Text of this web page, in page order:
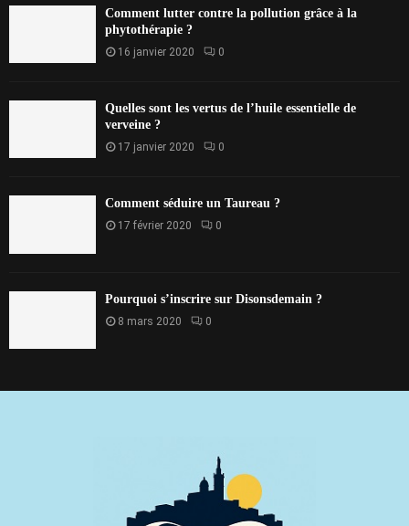
Comment lutter contre la pollution grâce à la
phytothérapie ?
16 janvier 2020 0
Quelles sont les vertus de l’huile essentielle de
verveine ?
17 janvier 2020 0
Comment séduire un Taureau ?
17 février 2020 0
Pourquoi s’inscrire sur Disonsdemain ?
8 mars 2020 0